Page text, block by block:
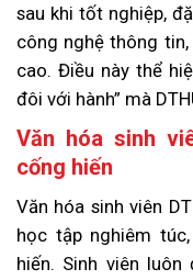
sau khi tốt nghiệp,
công nghệ thông
cao. Điều này thể
đôi với hành” mà
Văn hóa sinh
cống hiến
Văn hóa sinh viên
học tập nghiêm
hiến. Sinh viên